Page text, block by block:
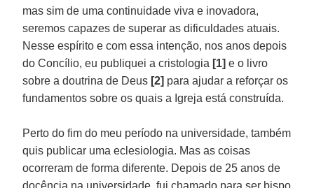
mas sim de uma continuidade viva e inovadora,
seremos capazes de superar as dificuldades atuais.
Nesse espírito e com essa intenção, nos anos depois
do Concílio, eu publiquei a cristologia [1] e o livro
sobre a doutrina de Deus [2] para ajudar a reforçar os
fundamentos sobre os quais a Igreja está construída.
Perto do fim do meu período na universidade, também
quis publicar uma eclesiologia. Mas as coisas
ocorreram de forma diferente. Depois de 25 anos de
docência na universidade, fui chamado para ser bispo